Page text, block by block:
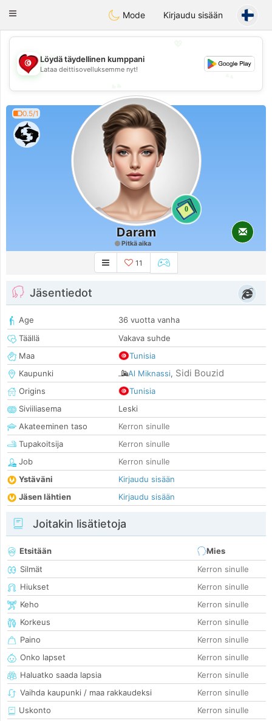
Tunisia Dating
Toggle
Mode Kirjaudu sisään
💖
💕
Löydä täydellinen kumppani
Lataa deittisovelluksemme nyt!
0.5/1
0
Daram
Pitkä aika
11
Jäsentiedot
Age
36 vuotta vanha
Täällä
Vakava suhde
Maa
Tunisia
Kaupunki
Al Miknassi, Sidi Bouzid
Origins
Tunisia
Siviiliasema
Leski
Akateeminen taso
Kerron sinulle
Tupakoitsija
Kerron sinulle
Job
Kerron sinulle
Ystäväni
Kirjaudu sisään
Jäsen lähtien
Kirjaudu sisään
Joitakin lisätietoja
Etsitään
Mies
Silmät
Kerron sinulle
Hiukset
Kerron sinulle
Keho
Kerron sinulle
Korkeus
Kerron sinulle
Paino
Kerron sinulle
Onko lapset
Kerron sinulle
Haluatko saada lapsia
Kerron sinulle
Vaihda kaupunki / maa rakkaudeksi
Kerron sinulle
Uskonto
Kerron sinulle